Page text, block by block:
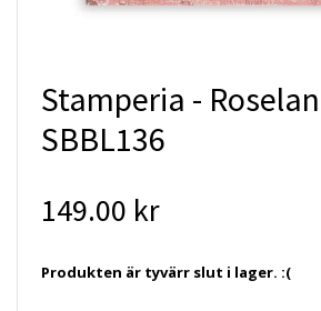
Stamperia -
SBBL136
149.00 kr
Produkten är tyvärr slut i lager. :(